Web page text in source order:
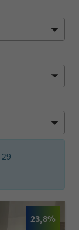
29
23,8%